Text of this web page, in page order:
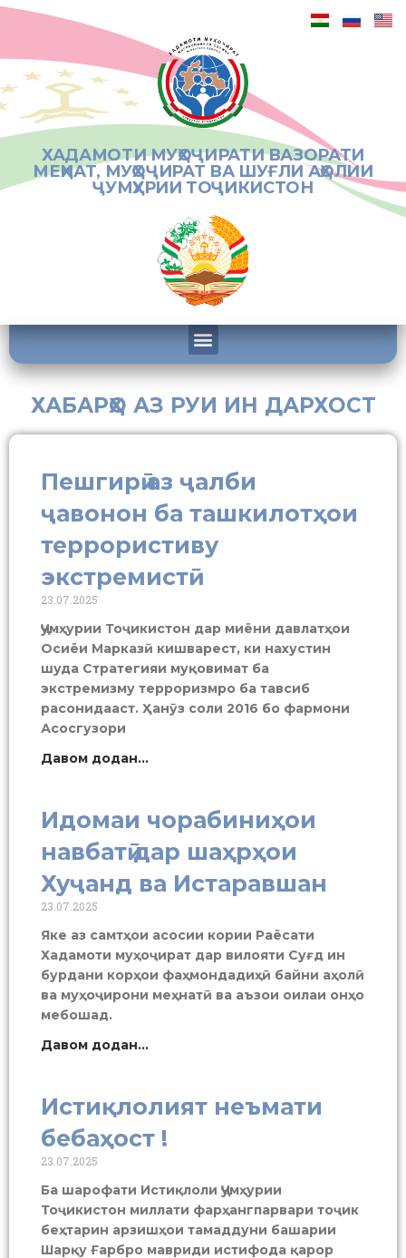
ХАДАМОТИ МУҲОҶИРАТИ ВАЗОРАТИ
МЕҲНАТ, МУҲОҶИРАТ ВА ШУҒЛИ АҲОЛИИ
ҶУМҲУРИИ ТОҶИКИСТОН
ХАБАРҲО АЗ РУИ ИН ДАРХОСТ
Пешгирӣ аз ҷалби
ҷавонон ба ташкилотҳои
террористиву
экстремистӣ
23.07.2025
Ҷумҳурии Тоҷикистон дар миёни давлатҳои
Осиёи Марказӣ кишварест, ки нахустин
шуда Стратегияи муқовимат ба
экстремизму терроризмро ба тавсиб
расонидааст. Ҳанӯз соли 2016 бо фармони
Асосгузори
Давом додан...
Идомаи чорабиниҳои
навбатӣ дар шаҳрҳои
Хуҷанд ва Истаравшан
23.07.2025
Яке аз самтҳои асосии кории Раёсати
Хадамоти муҳоҷират дар вилояти Суғд ин
бурдани корҳои фаҳмондадиҳӣ байни аҳолӣ
ва муҳоҷирони меҳнатӣ ва аъзои оилаи онҳо
мебошад.
Давом додан...
Истиқлолият неъмати
бебаҳост !
23.07.2025
Ба шарофати Истиқлоли Ҷумҳурии
Тоҷикистон миллати фарҳангпарвари тоҷик
беҳтарин арзишҳои тамаддуни башарии
Шарқу Ғарбро мавриди истифода қарор